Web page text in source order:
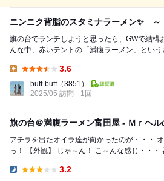
ニンニク背脂のスタミナラーメン✨
旗の台でランチしようと思ったら、GWで結構
んな中、赤いテントの「満腹ラーメン」とい
3.6
buff-buff （3851）
2025/05 訪問
1回
旗の台＠満腹ラーメン富田屋 - Ｍｒヘ
アチラを出たオイラ達が向かったのが・・・ オイラだけ初訪なコチラへ
っ！ 【外観】 じゃ～ん！ こ～んな感じ・・・ 呑み足りないオイラ達はコ
3.2